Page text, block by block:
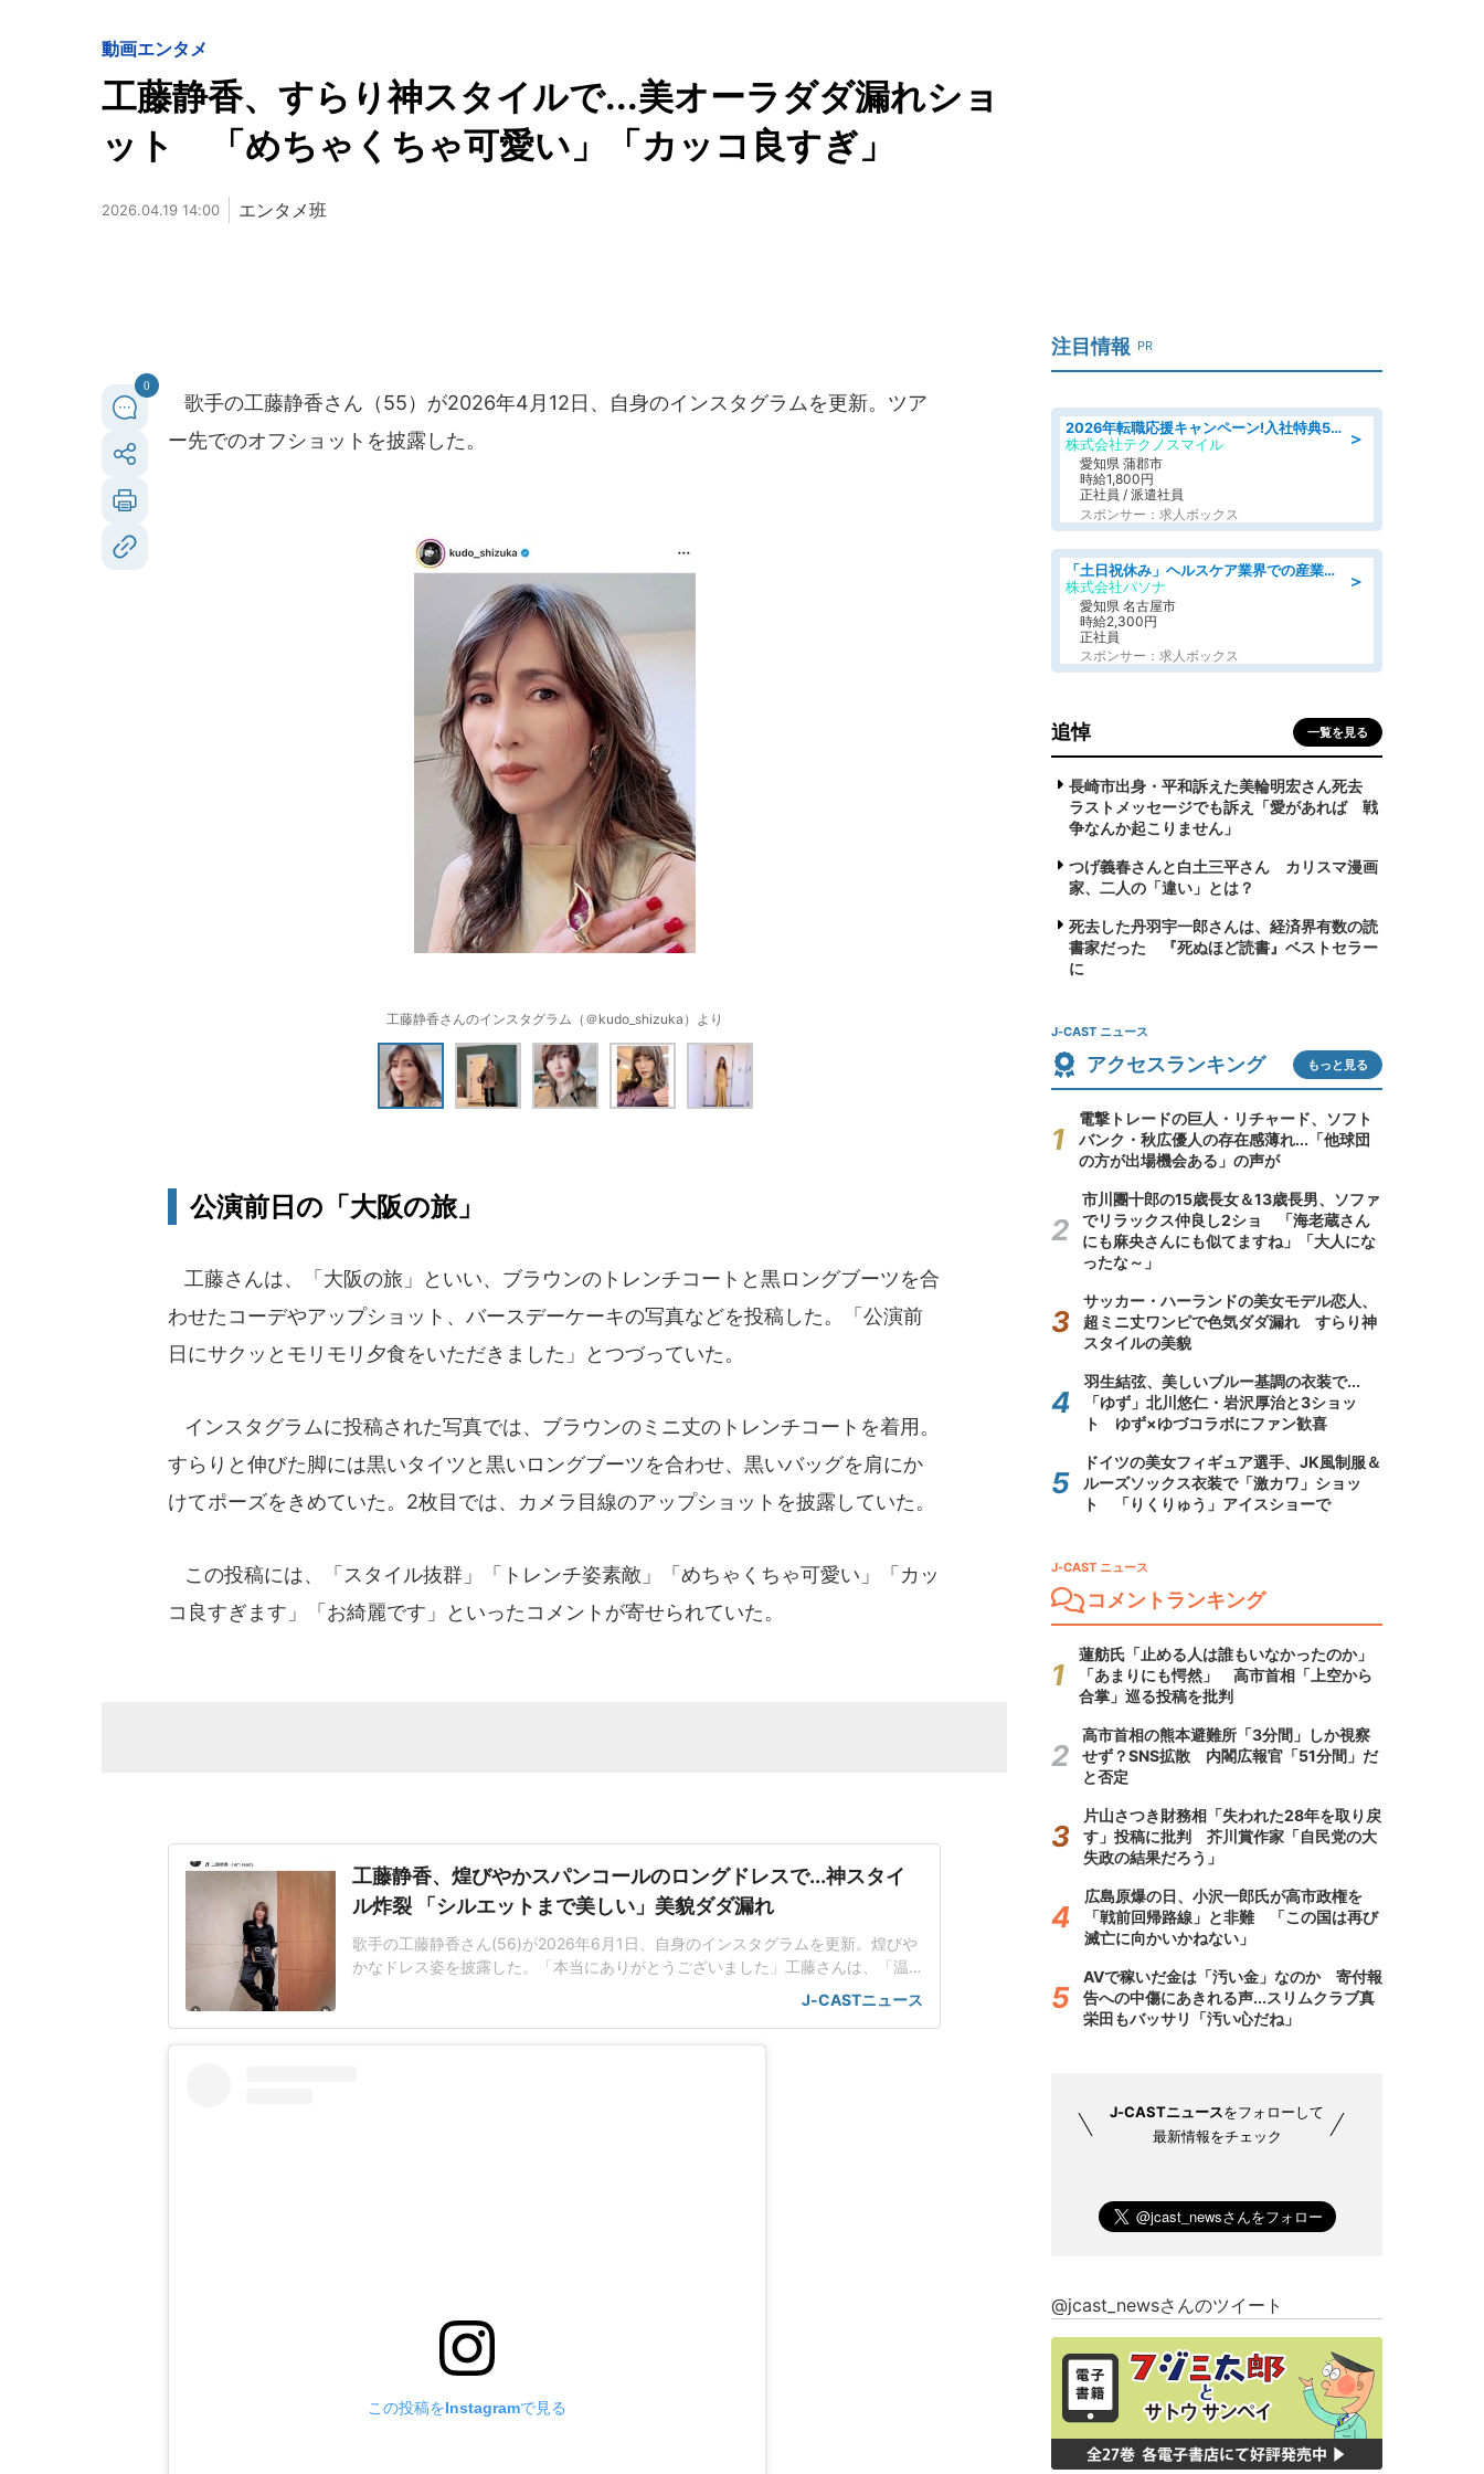
動画エンタメ
工藤静香、すらり神スタイルで...美オーラダダ漏れショ
ット 「めちゃくちゃ可愛い」「カッコ良すぎ」
2026.04.19 14:00 エンタメ班
0
歌手の工藤静香さん（55）が2026年4月12日、自身のインスタグラムを更新。ツア
ー先でのオフショットを披露した。
工藤静香さんのインスタグラム（＠kudo_shizuka）より
公演前日の「大阪の旅」
工藤さんは、「大阪の旅」といい、ブラウンのトレンチコートと黒ロングブーツを合
わせたコーデやアップショット、バースデーケーキの写真などを投稿した。「公演前
日にサクッとモリモリ夕食をいただきました」とつづっていた。
インスタグラムに投稿された写真では、ブラウンのミニ丈のトレンチコートを着用。
すらりと伸びた脚には黒いタイツと黒いロングブーツを合わせ、黒いバッグを肩にか
けてポーズをきめていた。2枚目では、カメラ目線のアップショットを披露していた。
この投稿には、「スタイル抜群」「トレンチ姿素敵」「めちゃくちゃ可愛い」「カッ
コ良すぎます」「お綺麗です」といったコメントが寄せられていた。
工藤静香、煌びやかスパンコールのロングドレスで...神スタイ
ル炸裂 「シルエットまで美しい」美貌ダダ漏れ
歌手の工藤静香さん(56)が2026年6月1日、自身のインスタグラムを更新。煌びや
かなドレス姿を披露した。「本当にありがとうございました」工藤さんは、「温
かいスタンディングオベーションの中、東京公演をもちまして、プレミアムシン
フォニックコンサートツアーが無事に千秋楽を迎えることができました」と報告
J-CASTニュース
この投稿をInstagramで見る
注目情報 PR
＞
2026年転職応援キャンペーン!入社特典58万円/デンソーで働こう!自動車工場で小型部品の検査業務 denso aichi
株式会社テクノスマイル
愛知県 蒲郡市
時給1,800円
正社員 / 派遣社員
スポンサー：求人ボックス
＞
「土日祝休み」ヘルスケア業界での産業保健師業務/看護師/高時給/未経験OK/要資格:正看護師
株式会社パソナ
愛知県 名古屋市
時給2,300円
正社員
スポンサー：求人ボックス
追悼 一覧を見る
長崎市出身・平和訴えた美輪明宏さん死去
ラストメッセージでも訴え「愛があれば 戦
争なんか起こりません」
つげ義春さんと白土三平さん カリスマ漫画
家、二人の「違い」とは？
死去した丹羽宇一郎さんは、経済界有数の読
書家だった 『死ぬほど読書』ベストセラー
に
J-CAST ニュース
アクセスランキング もっと見る
電撃トレードの巨人・リチャード、ソフト
バンク・秋広優人の存在感薄れ...「他球団
の方が出場機会ある」の声が
市川團十郎の15歳長女＆13歳長男、ソファ
でリラックス仲良し2ショ 「海老蔵さん
にも麻央さんにも似てますね」「大人にな
ったな～」
サッカー・ハーランドの美女モデル恋人、
超ミニ丈ワンピで色気ダダ漏れ すらり神
スタイルの美貌
羽生結弦、美しいブルー基調の衣装で...
「ゆず」北川悠仁・岩沢厚治と3ショッ
ト ゆず×ゆづコラボにファン歓喜
ドイツの美女フィギュア選手、JK風制服＆
ルーズソックス衣装で「激カワ」ショッ
ト 「りくりゅう」アイスショーで
J-CAST ニュース
コメントランキング
蓮舫氏「止める人は誰もいなかったのか」
「あまりにも愕然」 高市首相「上空から
合掌」巡る投稿を批判
高市首相の熊本避難所「3分間」しか視察
せず？SNS拡散 内閣広報官「51分間」だ
と否定
片山さつき財務相「失われた28年を取り戻
す」投稿に批判 芥川賞作家「自民党の大
失政の結果だろう」
広島原爆の日、小沢一郎氏が高市政権を
「戦前回帰路線」と非難 「この国は再び
滅亡に向かいかねない」
AVで稼いだ金は「汚い金」なのか 寄付報
告への中傷にあきれる声...スリムクラブ真
栄田もバッサリ「汚い心だね」
J-CASTニュースをフォローして
最新情報をチェック
@jcast_newsさんのツイート